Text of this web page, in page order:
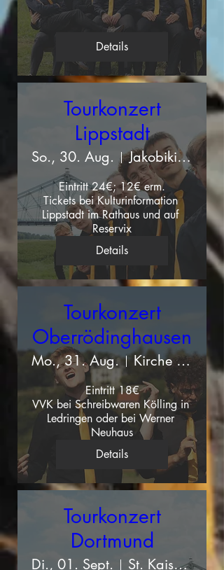
Details
Tourkonzert
Lippstadt
So., 30. Aug. Jakobikirche Lippstadt
Eintritt 24€; 12€ erm.
Tickets bei Kulturinformation
Lippstadt im Rathaus und auf
Reservix
Details
Tourkonzert
Oberrödinghausen
Mo., 31. Aug. Kirche Maria Frieden Oberrödinghausen
Eintritt 18€
VVK bei Schreibwaren Kölling in
Ledringen oder bei Werner
Neuhaus
Details
Tourkonzert
Dortmund
Di., 01. Sept. St. Kaiser Heinrich Dortmund